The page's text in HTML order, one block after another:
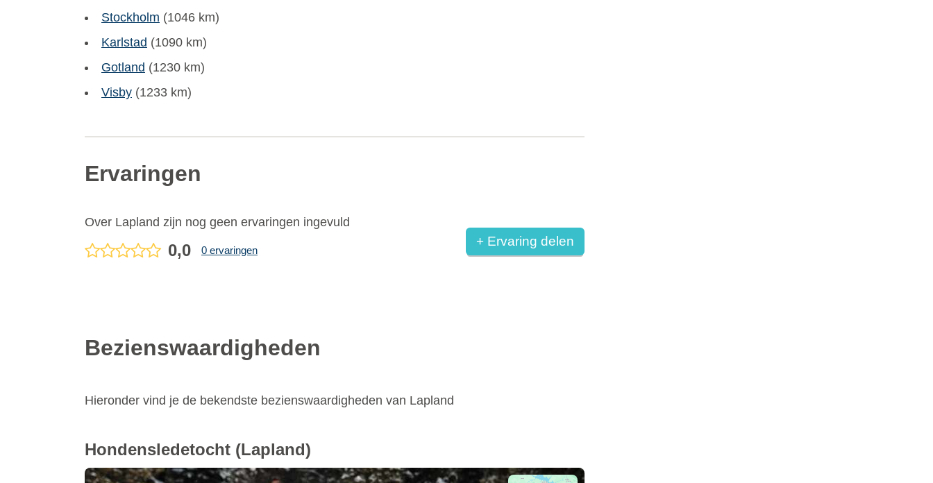
Stockholm (1046 km)
Karlstad (1090 km)
Gotland (1230 km)
Visby (1233 km)
Ervaringen
Over Lapland zijn nog geen ervaringen ingevuld
0,0 0 ervaringen
+ Ervaring delen
Bezienswaardigheden
Hieronder vind je de bekendste bezienswaardigheden van Lapland
Hondensledetocht (Lapland)